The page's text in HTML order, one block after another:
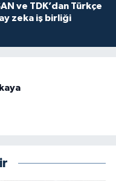
ve TDK’dan Türkçe
zeka iş birliği